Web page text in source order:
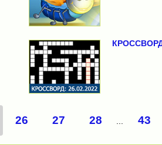
КРОССВОРД
26 27 28 43